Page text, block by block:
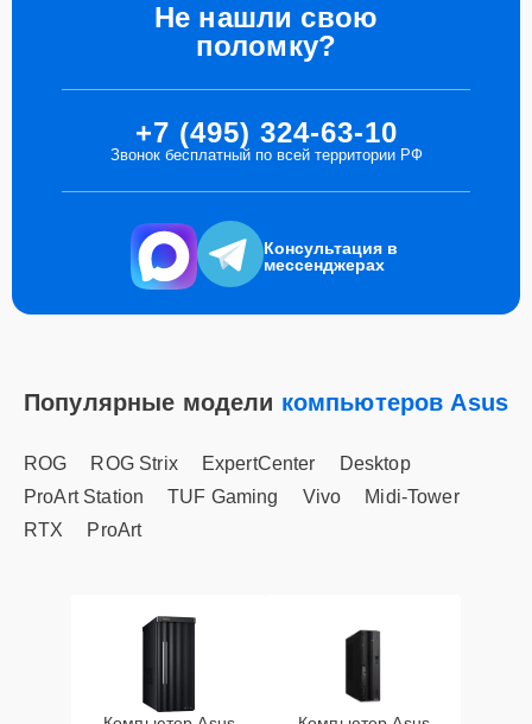
Не нашли свою
поломку?
+7 (495) 324-63-10
Звонок бесплатный по всей территории РФ
Консультация в
мессенджерах
Популярные модели компьютеров Asus
ROG ROG Strix ExpertCenter
Desktop
ProArt Station
TUF Gaming Vivo
Midi-Tower
RTX
ProArt